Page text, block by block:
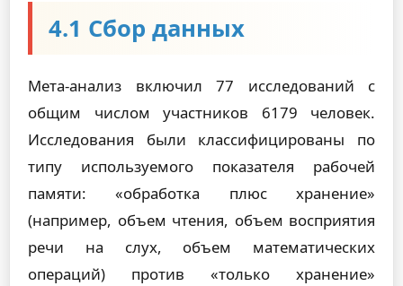
4.1 Сбор данных
Мета-анализ включил 77 исследований с
общим числом участников 6179 человек.
Исследования были классифицированы по
типу используемого показателя рабочей
памяти: «обработка плюс хранение»
(например, объем чтения, объем восприятия
речи на слух, объем математических
операций) против «только хранение»